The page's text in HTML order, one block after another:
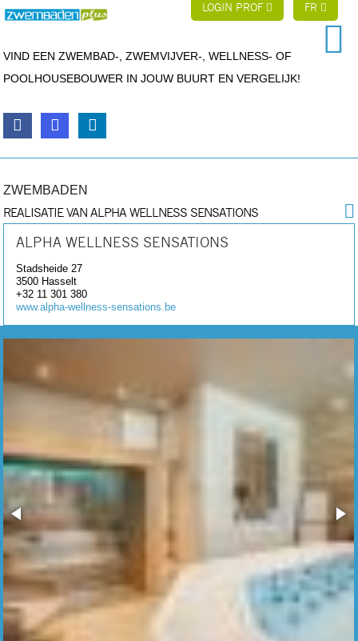
LOGIN PROF FR
VIND EEN ZWEMBAD-, ZWEMVIJVER-, WELLNESS- OF
POOLHOUSEBOUWER IN JOUW BUURT EN VERGELIJK!
ZWEMBADEN
REALISATIE VAN ALPHA WELLNESS SENSATIONS
ALPHA WELLNESS SENSATIONS
Stadsheide 27
3500 Hasselt
+32 11 301 380
www.alpha-wellness-sensations.be